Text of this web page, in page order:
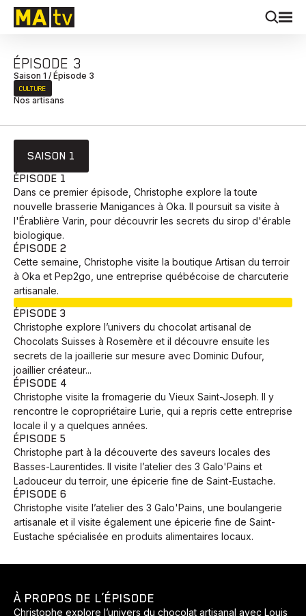
ÉPISODE 3
Saison 1 / Épisode 3
CULTURE
Nos artisans
SAISON 1
ÉPISODE 1
Dans ce premier épisode, Christophe explore la toute
nouvelle brasserie Manigances à Oka. Il poursuit sa visite à
l'Érablière Varin, pour découvrir les secrets du sirop d'érable
biologique.
ÉPISODE 2
Cette semaine, Christophe visite la boutique Artisan du terroir
à Oka et Pep2go, une entreprise québécoise de charcuterie
artisanale.
ÉPISODE 3
Christophe explore l’univers du chocolat artisanal de
Chocolats Suisses à Rosemère et il découvre ensuite les
secrets de la joaillerie sur mesure avec Dominic Dufour,
joaillier créateur...
ÉPISODE 4
Christophe visite la fromagerie du Vieux Saint-Joseph. Il y
rencontre le copropriétaire Lurie, qui a repris cette entreprise
locale il y a quelques années.
ÉPISODE 5
Christophe part à la découverte des saveurs locales des
Basses-Laurentides. Il visite l’atelier des 3 Galo'Pains et
Ladouceur du terroir, une épicerie fine de Saint-Eustache.
ÉPISODE 6
Christophe visite l’atelier des 3 Galo'Pains, une boulangerie
artisanale et il visite également une épicerie fine de Saint-
Eustache spécialisée en produits alimentaires locaux.
À PROPOS DE L’ÉPISODE
Christophe explore l’univers du chocolat artisanal avec Louis